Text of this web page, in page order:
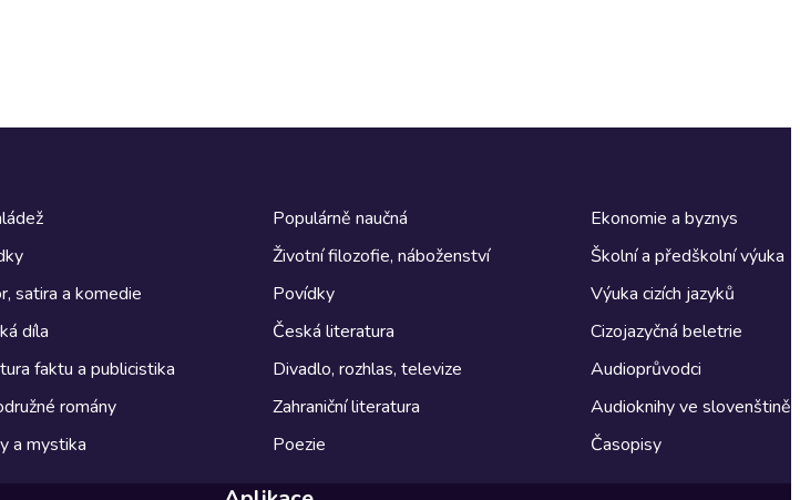
satira a komedie
díla
faktu a publicistika
romány
a mystika
Populárně naučná
Životní filozofie, náboženství
Povídky
Česká literatura
Divadlo, rozhlas, televize
Zahraniční literatura
Poezie
Ekonomie a byznys
Školní a předškolní výuka
Výuka cizích jazyků
Cizojazyčná beletrie
Audioprůvodci
Audioknihy ve slovenštině
Časopisy